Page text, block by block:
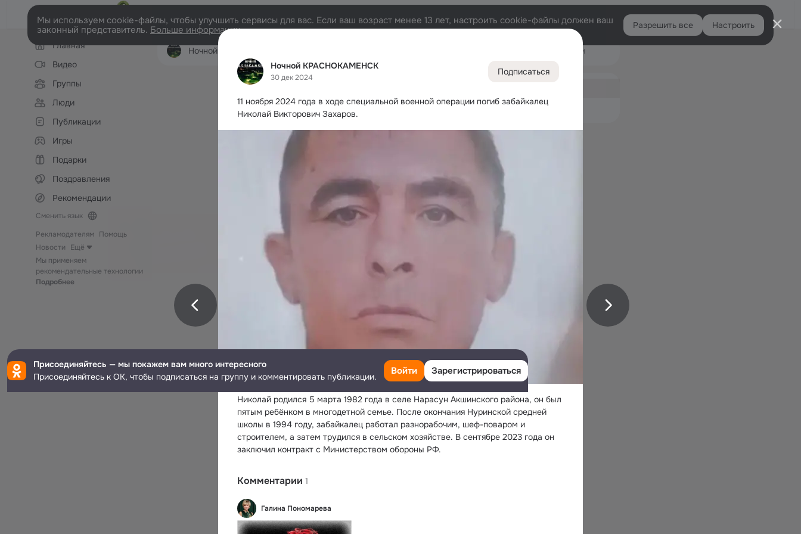
Ночной КРАСНОКАМЕНСК
30 дек 2024
Подписаться
11 ноября 2024 года в ходе специальной военной операции погиб забайкалец
Николай Викторович Захаров.
Николай родился 5 марта 1982 года в селе Нарасун Акшинского района, он был
пятым ребёнком в многодетной семье. После окончания Нуринской средней
школы в 1994 году, забайкалец работал разнорабочим, шеф-поваром и
строителем, а затем трудился в сельском хозяйстве. В сентябре 2023 года он
заключил контракт с Министерством обороны РФ.
Комментарии 1
Галина Пономарева
Войти
Мы используем cookie-файлы, чтобы улучшить сервисы для вас. Если ваш возраст менее 13 лет, настроить cookie-файлы должен ваш
законный представитель. Больше информации Разрешить все Настроить
Левая
колонкаГлавная
Видео
Группы
Люди
Публикации
Игры
Подарки
Поздравления
Рекомендации
Сменить язык
Рекламодателям Помощь
Новости
Ещё
Мы применяем
рекомендательные технологии
Подробнее
Ночной КРАСНОКАМЕНСК Подарки
Дополнительная
Обсуждаемые
Присоединяйтесь — мы покажем вам много интересного
Присоединяйтесь к ОК, чтобы подписаться на группу и комментировать публикации.
Войти Зарегистрироваться